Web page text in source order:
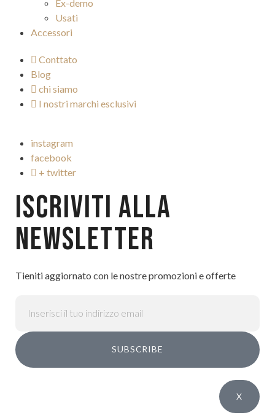
Ex-demo
Usati
Accessori
Conttato
Blog
chi siamo
I nostri marchi esclusivi
instagram
facebook
+ twitter
ISCRIVITI ALLA
NEWSLETTER
Tieniti aggiornato con le nostre promozioni e offerte
SUBSCRIBE
X